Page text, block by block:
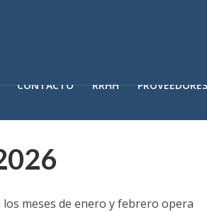
CONTACTO RRHH PROVEEDORES
meses de enero y febrero opera